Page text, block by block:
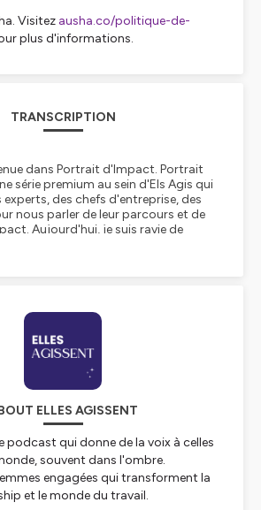
Visitez ausha.co/politique-de-
plus d'informations.
TRANSCRIPTION
dans Portrait d'Impact. Portrait
série premium au sein d'Els Agis qui
des chefs d'entreprise, des
nous parler de leur parcours et de
Aujourd'hui, je suis ravie de
Bonjour Mathieu.
de ta société et l'encompte à. et
as parcouru pour arriver jusque là, qui
d'embûches, parfois de réussite,
conscience. Et tu vas nous expliquer
d'abord commencer par le début,
le moteur de pas mal de choses
tu peux nous présenter dans quel
as grandi et qu'est-ce que ça t'a
le Mathieu que tu es maintenant ?
Je suis né à Nantes, j'ai vécu toute
Guérande, dans un cadre idyllique en
ELLES AGISSENT
podcast qui donne de la voix à celles
souvent dans l'ombre.
engagées qui transforment la
et le monde du travail.